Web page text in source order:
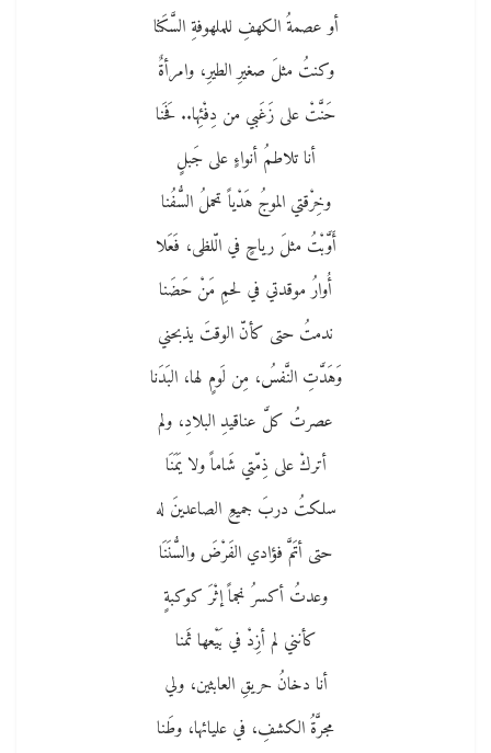
أو عصمةُ الكهفِ للملهوفةِ السَّكَنا
وكنتُ مثلَ صغيرِ الطيرِ، وامرأةٌ
حَنَّتْ على زَغَبي من دِفْئِها.. فَحَنا
أنا تلاطمُ أنواءٍ على جَبلٍ
وخِرْقتي الموجُ هَدْياً تحملُ السُّفُنا
أَوَّبْتُ مثلَ رياحٍ في الّلظى، فَعَلا
أُوارُ موقدتي في لحمِ مَنْ حَضَنا
ندمتُ حتى كأنّ الوقتَ يذبحني
وَهَدَّتِ النَّفسُ، مِن لَومٍ لها، البَدَنا
عصرتُ كلَّ عناقيدِ البلادِ، ولم
أتركْ على ذِمّتي شَاماً ولا يَمَنَا
سلكتُ دربَ جميعِ الصاعدينَ له
حتى أتَمَّ فؤادي الفَرْضَ والسُّنَنَا
وعدتُ أكسرُ نجماً إثْرَ كوكبةٍ
كأنني لم أزِدْ في بَيْعها ثَمنا
أنا دخانُ حريقِ العابثين، ولي
مجرَّةُ الكشفِ، في عليائها، وطَنا